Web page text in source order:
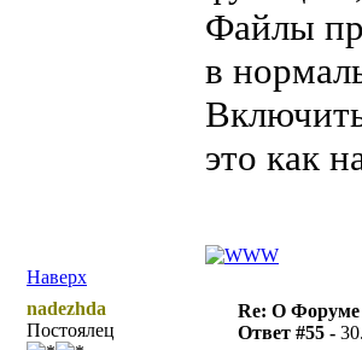
Файлы
в
это как
Наверх
nadezhda
Постоялец
Re: О Форуме
Ответ #55 -